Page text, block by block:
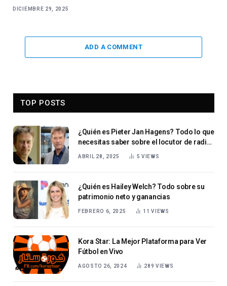
DICIEMBRE 29, 2025
ADD A COMMENT
TOP POSTS
¿Quién es Pieter Jan Hagens? Todo lo que
necesitas saber sobre el locutor de radio
ABRIL 28, 2025 5 VIEWS
¿Quién es Hailey Welch? Todo sobre su
patrimonio neto y ganancias
FEBRERO 6, 2025 11VIEWS
Kora Star: La Mejor Plataforma para Ver
Fútbol en Vivo
AGOSTO 26, 2024 289VIEWS